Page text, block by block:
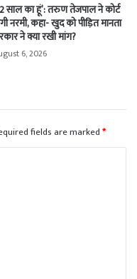
साल का हूं’: तरुण तेजपाल ने कोर्ट
नरमी, कहा- खुद को पीड़ित मानता
ने क्या रखी मांग?
6, 2026
fields are marked*